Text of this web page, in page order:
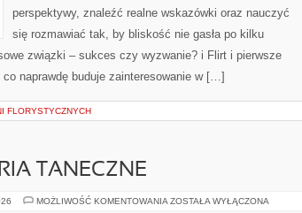
perspektywy, znaleźć realne wskazówki oraz nauczyć
się rozmawiać tak, by bliskość nie gasła po kilku
związki – sukces czy wyzwanie? i Flirt i pierwsze
naprawdę buduje zainteresowanie w […]
FLORYSTYCZNYCH
TANECZNE
MOŻLIWOŚĆ KOMENTOWANIA SPRZĘT
ZOSTAŁA WYŁĄCZONA